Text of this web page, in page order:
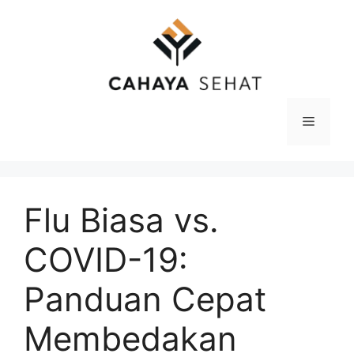
Menu
Flu Biasa vs.
COVID-19:
Panduan Cepat
Membedakan